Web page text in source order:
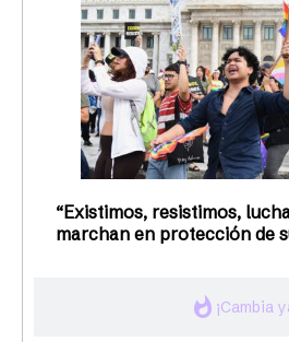
whatshot ¡Cambia
“Existimos, resistimos,
marchan en protección de